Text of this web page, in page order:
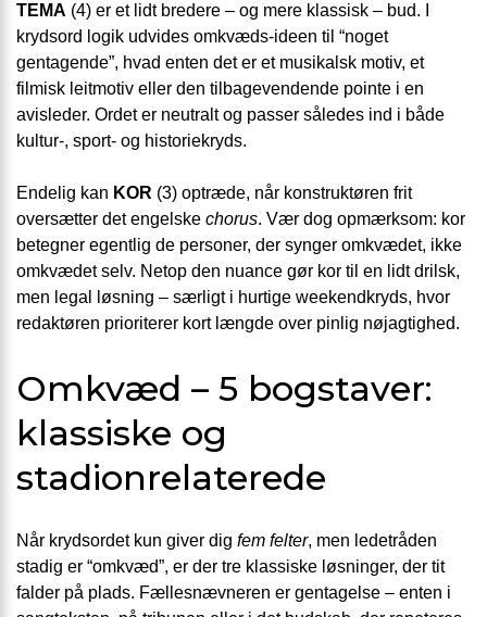
TEMA (4) er et lidt bredere – og mere klassisk – bud. I
krydsord logik udvides omkvæds-ideen til “noget
gentagende”, hvad enten det er et musikalsk motiv, et
filmisk leitmotiv eller den tilbagevendende pointe i en
avisleder. Ordet er neutralt og passer således ind i både
kultur-, sport- og historiekryds.
Endelig kan KOR (3) optræde, når konstruktøren frit
oversætter det engelske chorus. Vær dog opmærksom: kor
betegner egentlig de personer, der synger omkvædet, ikke
omkvædet selv. Netop den nuance gør kor til en lidt drilsk,
men legal løsning – særligt i hurtige weekendkryds, hvor
redaktøren prioriterer kort længde over pinlig nøjagtighed.
Omkvæd – 5 bogstaver:
klassiske og
stadionrelaterede
Når krydsordet kun giver dig fem felter, men ledetråden
stadig er “omkvæd”, er der tre klassiske løsninger, der tit
falder på plads. Fællesnævneren er gentagelse – enten i